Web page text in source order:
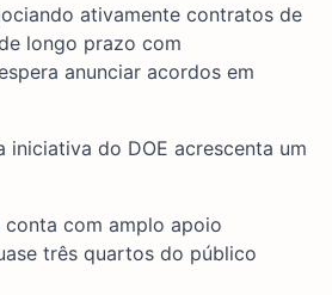
ativamente contratos de
longo prazo com
anunciar acordos em
iniciativa do DOE acrescenta um
conta com amplo apoio
três quartos do público